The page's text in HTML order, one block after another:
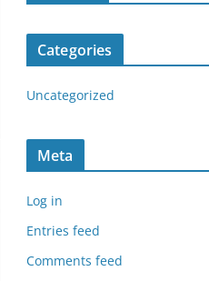
Categories
Uncategorized
Meta
Log in
Entries feed
Comments feed